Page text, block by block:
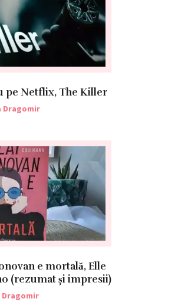
pe Netflix, The Killer
Dragomir
e mortală, Elle
(rezumat și impresii)